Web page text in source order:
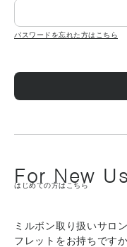
パスワードを忘れた方はこちら
For New
はじめての方はこちら
ミルボン取り扱いサロ
フレットをお持ちです